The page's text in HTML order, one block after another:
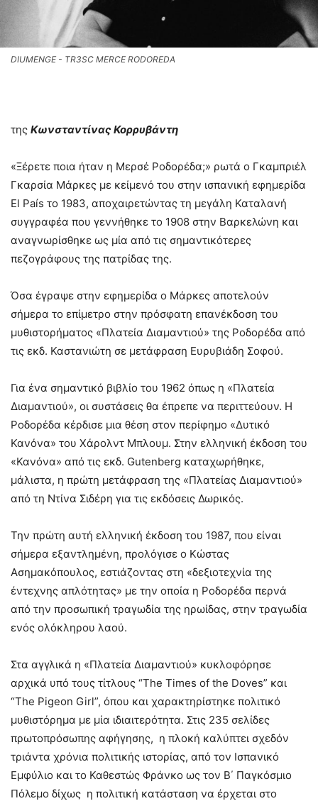
DIUMENGE - TR3SC MERCE RODOREDA
της Κωνσταντίνας Κορρυβάντη
«Ξέρετε ποια ήταν η Μερσέ Ροδορέδα;» ρωτά ο Γκαμπριέλ
Γκαρσία Μάρκες με κείμενό του στην ισπανική εφημερίδα
El País το 1983, αποχαιρετώντας τη μεγάλη Καταλανή
συγγραφέα που γεννήθηκε το 1908 στην Βαρκελώνη και
αναγνωρίσθηκε ως μία από τις σημαντικότερες
πεζογράφους της πατρίδας της.
Όσα έγραψε στην εφημερίδα ο Μάρκες αποτελούν
σήμερα το επίμετρο στην πρόσφατη επανέκδοση του
μυθιστορήματος «Πλατεία Διαμαντιού» της Ροδορέδα από
τις εκδ. Καστανιώτη σε μετάφραση Ευρυβιάδη Σοφού.
Για ένα σημαντικό βιβλίο του 1962 όπως η «Πλατεία
Διαμαντιού», οι συστάσεις θα έπρεπε να περιττεύουν. Η
Ροδορέδα κέρδισε μια θέση στον περίφημο «Δυτικό
Κανόνα» του Χάρολντ Μπλουμ. Στην ελληνική έκδοση του
«Κανόνα» από τις εκδ. Gutenberg καταχωρήθηκε,
μάλιστα, η πρώτη μετάφραση της «Πλατείας Διαμαντιού»
από τη Ντίνα Σιδέρη για τις εκδόσεις Δωρικός.
Την πρώτη αυτή ελληνική έκδοση του 1987, που είναι
σήμερα εξαντλημένη, προλόγισε ο Κώστας
Ασημακόπουλος, εστιάζοντας στη «δεξιοτεχνία της
έντεχνης απλότητας» με την οποία η Ροδορέδα περνά
από την προσωπική τραγωδία της ηρωίδας, στην τραγωδία
ενός ολόκληρου λαού.
Στα αγγλικά η «Πλατεία Διαμαντιού» κυκλοφόρησε
αρχικά υπό τους τίτλους “The Times of the Doves” και
“The Pigeon Girl”, όπου και χαρακτηρίστηκε πολιτικό
μυθιστόρημα με μία ιδιαιτερότητα. Στις 235 σελίδες
πρωτοπρόσωπης αφήγησης, η πλοκή καλύπτει σχεδόν
τριάντα χρόνια πολιτικής ιστορίας, από τον Ισπανικό
Εμφύλιο και το Καθεστώς Φράνκο ως τον Β΄ Παγκόσμιο
Πόλεμο δίχως η πολιτική κατάσταση να έρχεται στο